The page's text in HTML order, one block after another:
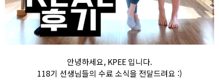
안녕하세요, KPEE 입니다.
118기 선생님들의 수료 소식을 전달드려요 :)